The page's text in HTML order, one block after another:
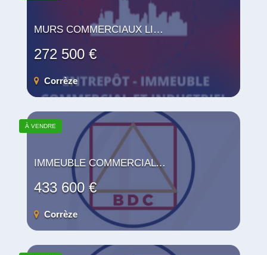
MURS COMMERCIAUX LIBRES
272 500 €
Corrèze
À VENDRE
IMMEUBLE COMMERCIAL / MIXTE
433 600 €
Corrèze